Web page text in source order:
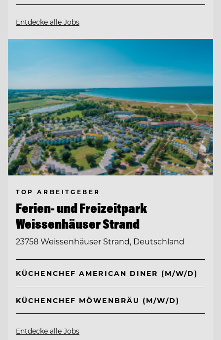
Entdecke alle Jobs
TOP ARBEITGEBER
Ferien- und Freizeitpark
Weissenhäuser Strand
23758 Weissenhäuser Strand, Deutschland
KÜCHENCHEF AMERICAN DINER (M/W/D)
KÜCHENCHEF MÖWENBRÄU (M/W/D)
Entdecke alle Jobs